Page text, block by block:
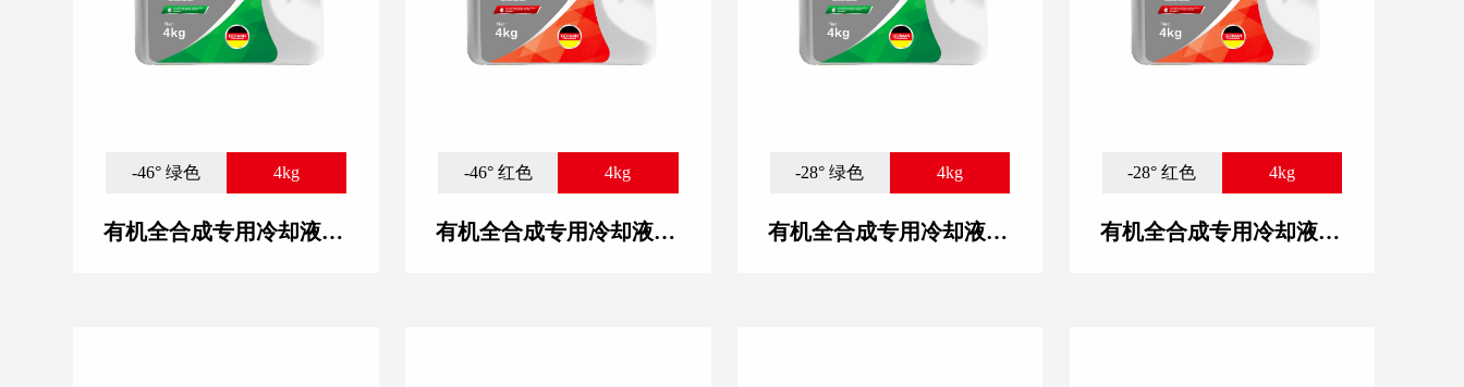
-46° 绿色 4kg
有机全合成专用冷却液(LEC-II) -46°绿色
-46° 红色 4kg
有机全合成专用冷却液(LEC-II) -46° 红色
-28° 绿色 4kg
有机全合成专用冷却液(LEC-II)-28° 绿色
-28° 红色 4kg
有机全合成专用冷却液(LEC-II) -28° 红色